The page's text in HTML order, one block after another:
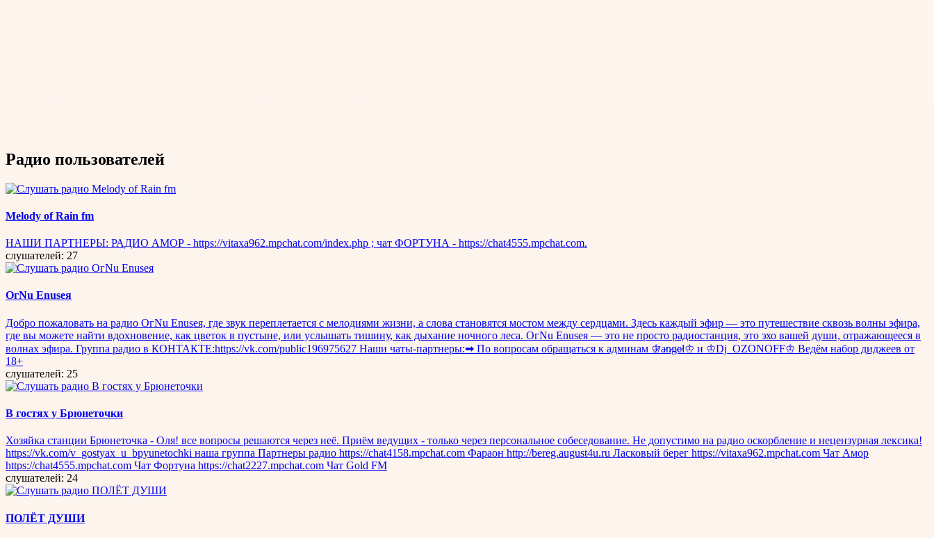
Радио пользователей
Melody of Rain fm
НАШИ ПАРТНЕРЫ: РАДИО АМОР - https://vitaxa962.mpchat.com/index.php ; чат ФОРТУНА - https://chat4555.mpchat.com.
слушателей: 27
OгNu Enuseя
Добро пожаловать на радио OгNu Enuseя, где звук переплетается с мелодиями жизни, а слова становятся мостом между сердцами. Здесь каждый эфир — это путешествие сквозь волны эфира,
где вы можете найти вдохновение, как цветок в пустыне, или услышать тишину, как дыхание ночного леса. OгNu Enuseя — это не просто радиостанция, это эхо вашей души, отражающееся в
волнах эфира. Группа радио в КОНТАКТЕ:https://vk.com/public196975627 Наши чаты-партнеры:➡ По вопросам обращаться к админам ♔̷a̷n̷g̷e̷l♔ и ♔Dj_OZONOFF♔ Ведём набор диджеев от
18+
слушателей: 25
B гостях у Бpюнеточки
Хозяйка станции Брюнеточка - Оля! все вопросы решаются через неё. Приём ведущих - только через персональное собеседование. Не допустимо на радио оскорбление и нецензурная лексика!
https://vk.com/v_gostyax_u_bpyunetochki наша группа Партнеры радио https://chat4158.mpchat.com Фараон http://bereg.august4u.ru Ласковый берег https://vitaxa962.mpchat.com Чат Амор
https://chat4555.mpchat.com Чат Фортуна https://chat2227.mpchat.com Чат Gold FM
слушателей: 24
ПОЛЁТ ДУШИ